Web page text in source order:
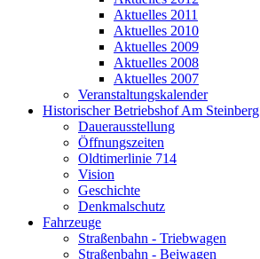
Aktuelles 2011
Aktuelles 2010
Aktuelles 2009
Aktuelles 2008
Aktuelles 2007
Veranstaltungskalender
Historischer Betriebshof Am Steinberg
Dauerausstellung
Öffnungszeiten
Oldtimerlinie 714
Vision
Geschichte
Denkmalschutz
Fahrzeuge
Straßenbahn - Triebwagen
Straßenbahn - Beiwagen